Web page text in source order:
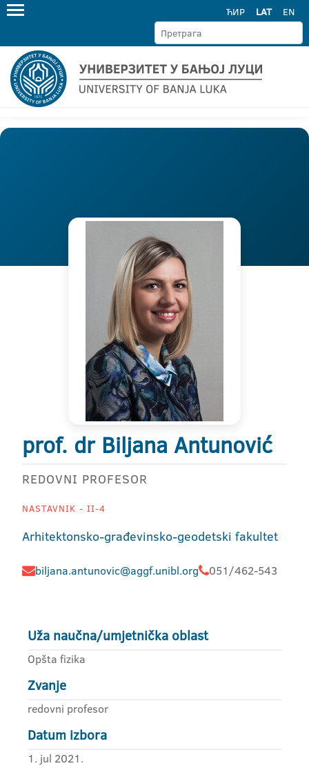
ЋИР LAT EN
prof. dr Biljana Antunović
REDOVNI PROFESOR
NASTAVNIK - II-4
Arhitektonsko-građevinsko-geodetski fakultet
biljana.antunovic@aggf.unibl.org 051/462-543
Uža naučna/umjetnička oblast
Opšta fizika
Zvanje
redovni profesor
Datum izbora
1. jul 2021.